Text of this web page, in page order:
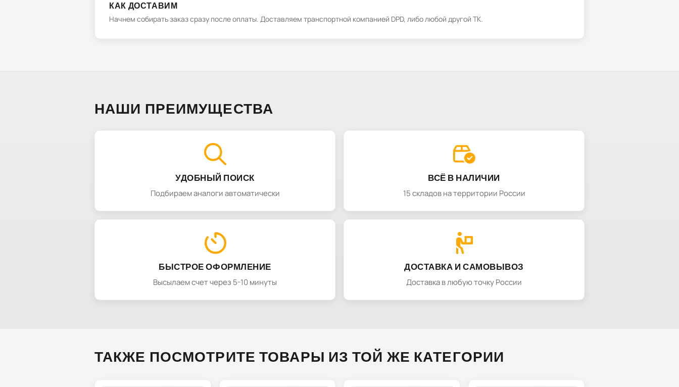
КАК ДОСТАВИМ
Начнем собирать заказ сразу после оплаты. Доставляем транспортной компанией DPD, либо любой другой ТК.
НАШИ ПРЕИМУЩЕСТВА
УДОБНЫЙ ПОИСК
Подбираем аналоги автоматически
ВСЁ В НАЛИЧИИ
15 складов на территории России
БЫСТРОЕ ОФОРМЛЕНИЕ
Высылаем счет через 5-10 минуты
ДОСТАВКА И САМОВЫВОЗ
Доставка в любую точку России
ТАКЖЕ ПОСМОТРИТЕ ТОВАРЫ ИЗ ТОЙ ЖЕ КАТЕГОРИИ